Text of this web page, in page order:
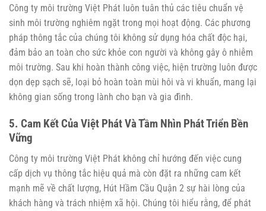
Công ty môi trường Việt Phát luôn tuân thủ các tiêu chuẩn vệ
sinh môi trường nghiêm ngặt trong mọi hoạt động. Các phương
pháp thông tắc của chúng tôi không sử dụng hóa chất độc hại,
đảm bảo an toàn cho sức khỏe con người và không gây ô nhiễm
môi trường. Sau khi hoàn thành công việc, hiện trường luôn được
dọn dẹp sạch sẽ, loại bỏ hoàn toàn mùi hôi và vi khuẩn, mang lại
không gian sống trong lành cho bạn và gia đình.
5. Cam Kết Của Việt Phát Và Tầm Nhìn Phát Triển Bền
Vững
Công ty môi trường Việt Phát không chỉ hướng đến việc cung
cấp dịch vụ thông tắc hiệu quả mà còn đặt ra những cam kết
mạnh mẽ về chất lượng, Hút Hầm Cầu Quận 2 sự hài lòng của
khách hàng và trách nhiệm xã hội. Chúng tôi hiểu rằng, để phát